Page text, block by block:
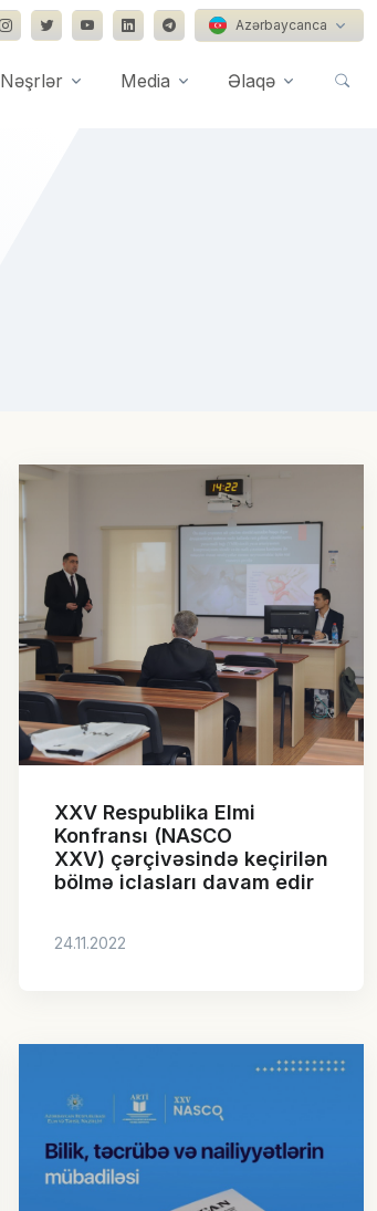
Azərbaycanca
Nəşrlər Media Əlaqə
XXV Respublika Elmi
Konfransı (NASCO
XXV) çərçivəsində keçirilən
bölmə iclasları davam edir
24.11.2022